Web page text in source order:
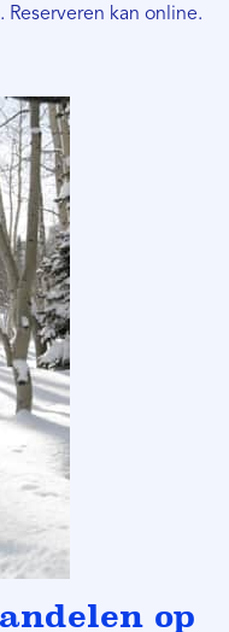
kan online.
op